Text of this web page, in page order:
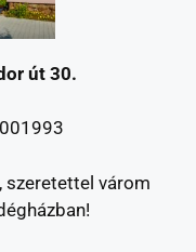
út 30.
szeretettel várom